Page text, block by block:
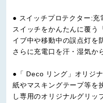
● スイッチプロテクター:充
スイッチをかんたんに覆う
イブ中や移動中の誤点灯を
さらに充電口を汗・湿気か
●「 Deco リング」オリジ
紙やマスキングテープ等を
し専用のオリジナルグリッ